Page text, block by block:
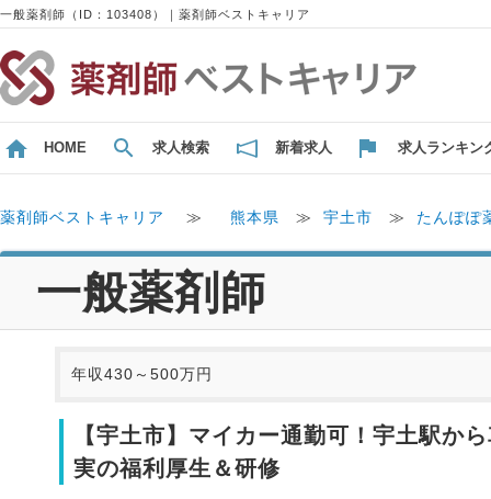
一般薬剤師（ID：103408）｜薬剤師ベストキャリア
HOME 求人検索 新着求人 求人ランキン
薬剤師ベストキャリア ≫ 熊本県 ≫ 宇土市 ≫ たんぽぽ
一般薬剤師
年収430～500万円
【宇土市】マイカー通勤可！宇土駅か
実の福利厚生＆研修